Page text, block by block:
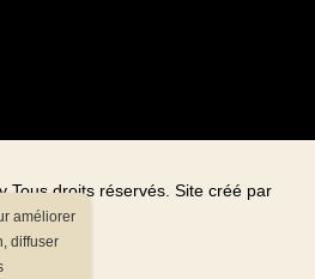
améliorer
diffuser
Tous droits réservés. Site créé par
Valeena